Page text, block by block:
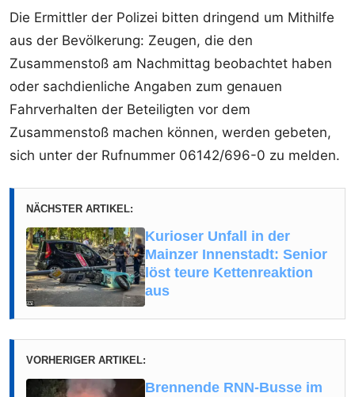
Die Ermittler der Polizei bitten dringend um Mithilfe
aus der Bevölkerung: Zeugen, die den
Zusammenstoß am Nachmittag beobachtet haben
oder sachdienliche Angaben zum genauen
Fahrverhalten der Beteiligten vor dem
Zusammenstoß machen können, werden gebeten,
sich unter der Rufnummer 06142/696-0 zu melden.
NÄCHSTER ARTIKEL:
Kurioser Unfall in der
Mainzer Innenstadt: Senior
löst teure Kettenreaktion
aus
VORHERIGER ARTIKEL:
Brennende RNN-Busse im